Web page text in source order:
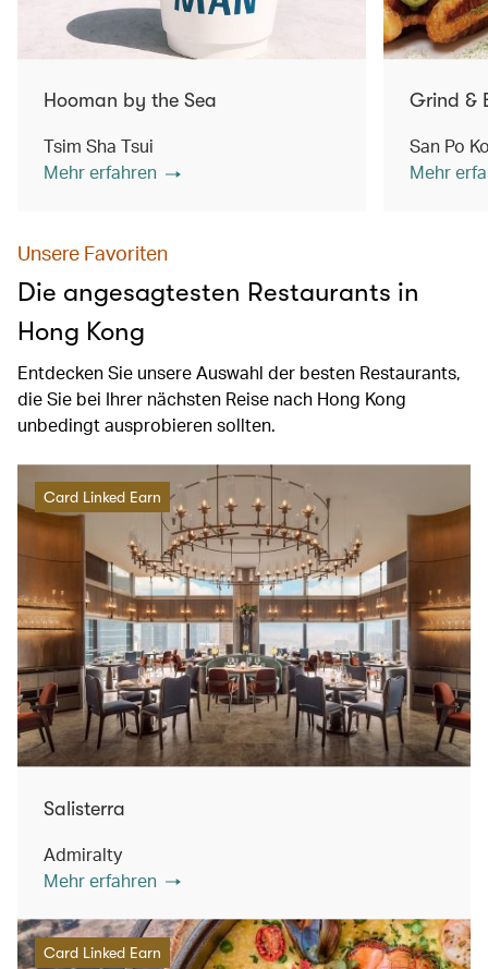
Hooman by the Sea
Tsim Sha Tsui
Mehr erfahren
Grind &
San Po
Mehr
Unsere Favoriten
Die angesagtesten Restaurants in
Hong Kong
Entdecken Sie unsere Auswahl der besten Restaurants,
die Sie bei Ihrer nächsten Reise nach Hong Kong
unbedingt ausprobieren sollten.
Card Linked Earn
Salisterra
Admiralty
Mehr erfahren
Card Linked Earn